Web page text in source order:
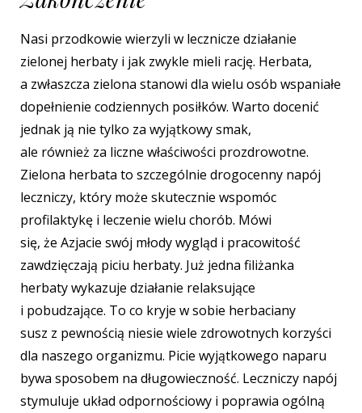
Nasi przodkowie wierzyli w lecznicze działanie
zielonej herbaty i jak zwykle mieli rację. Herbata,
a zwłaszcza zielona stanowi dla wielu osób wspaniałe
dopełnienie codziennych posiłków. Warto docenić
jednak ją nie tylko za wyjątkowy smak,
ale również za liczne właściwości prozdrowotne.
Zielona herbata to szczególnie drogocenny napój
leczniczy, który może skutecznie wspomóc
profilaktykę i leczenie wielu chorób. Mówi
się, że Azjacie swój młody wygląd i pracowitość
zawdzięczają piciu herbaty. Już jedna filiżanka
herbaty wykazuje działanie relaksujące
i pobudzające. To co kryje w sobie herbaciany
susz z pewnością niesie wiele zdrowotnych korzyści
dla naszego organizmu. Picie wyjątkowego naparu
bywa sposobem na długowieczność. Leczniczy napój
stymuluje układ odpornościowy i poprawia ogólną